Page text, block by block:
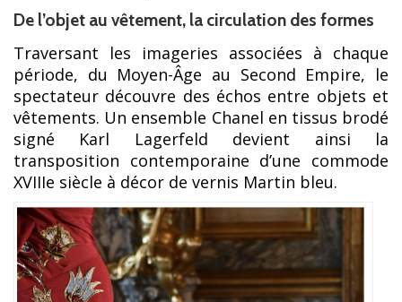
De l’objet au vêtement, la circulation des formes
Traversant les imageries associées à chaque
période, du Moyen-Âge au Second Empire, le
spectateur découvre des échos entre objets et
vêtements. Un ensemble Chanel en tissus brodé
signé Karl Lagerfeld devient ainsi la
transposition contemporaine d’une commode
XVIIIe siècle à décor de vernis Martin bleu.